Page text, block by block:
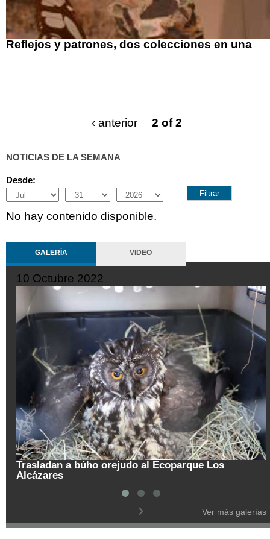
Reflejos y patrones, dos colecciones en una
‹ anterior 2 of 2
NOTICIAS DE LA SEMANA
Desde:
Month
Day Year
No hay contenido disponible.
GALERÍA VIDEO
10 Octubre 2022
Trasladan a búho orejudo al Ecoparque Los
Alcázares
Ver más galerías